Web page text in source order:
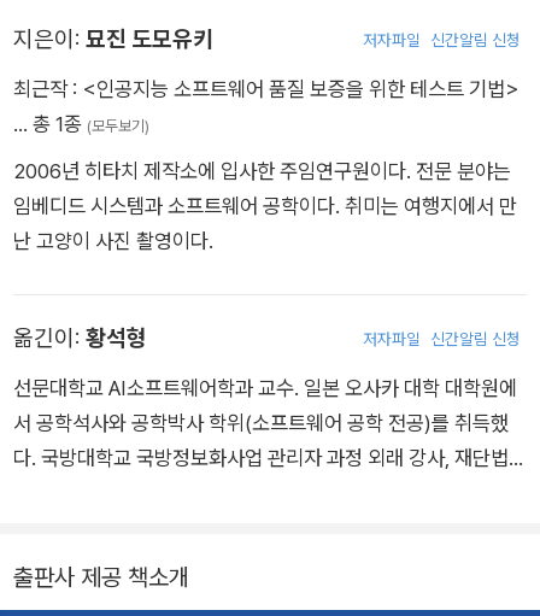
는 추리소설 읽기와 산속 온천 탐방이며, 최근에는 플라이 낚시를
익히고 있다.
지은이: 묘진 도모유키 저자파일 신간알림 신청
최근작 : <인공지능 소프트웨어 품질 보증을 위한 테스트 기법>
… 총 1종 (모두보기)
2006년 히타치 제작소에 입사한 주임연구원이다. 전문 분야는
임베디드 시스템과 소프트웨어 공학이다. 취미는 여행지에서 만
난 고양이 사진 촬영이다.
옮긴이: 황석형 저자파일 신간알림 신청
선문대학교 AI소프트웨어학과 교수. 일본 오사카 대학 대학원에
서 공학석사와 공학박사 학위(소프트웨어 공학 전공)를 취득했
다. 국방대학교 국방정보화사업 관리자 과정 외래 강사, 재단법인
Institute의 Visiting Researcher 등을 역임했다. 1997년부터
출판사 제공 책소개